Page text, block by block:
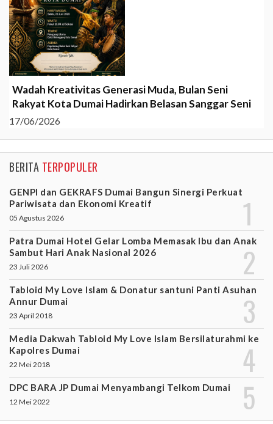
Wadah Kreativitas Generasi Muda, Bulan Seni
Rakyat Kota Dumai Hadirkan Belasan Sanggar Seni
17/06/2026
BERITA TERPOPULER
GENPI dan GEKRAFS Dumai Bangun Sinergi Perkuat
Pariwisata dan Ekonomi Kreatif
05 Agustus 2026
Patra Dumai Hotel Gelar Lomba Memasak Ibu dan Anak
Sambut Hari Anak Nasional 2026
23 Juli 2026
Tabloid My Love Islam & Donatur santuni Panti Asuhan
Annur Dumai
23 April 2018
Media Dakwah Tabloid My Love Islam Bersilaturahmi ke
Kapolres Dumai
22 Mei 2018
DPC BARA JP Dumai Menyambangi Telkom Dumai
12 Mei 2022